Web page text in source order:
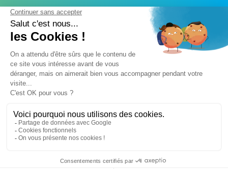
ACTUALITÉS
Mentions légales
Conditions générales de ventes
Plateforme de signalement